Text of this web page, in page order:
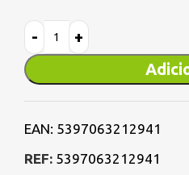
EAN: 5397063212941
REF: 5397063212941